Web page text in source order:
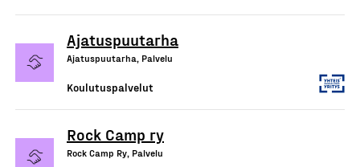
Ajatuspuutarha
Ajatuspuutarha, Palvelu
Koulutuspalvelut
Rock Camp ry
Rock Camp Ry, Palvelu